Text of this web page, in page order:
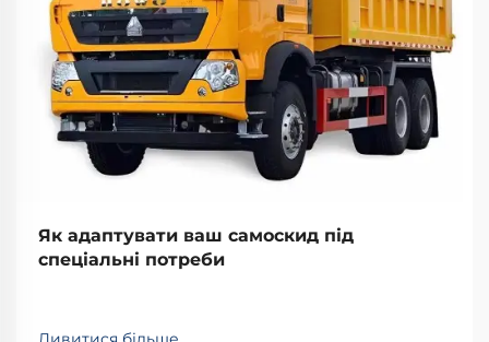
Як адаптувати ваш самоскид під
спеціальні потреби